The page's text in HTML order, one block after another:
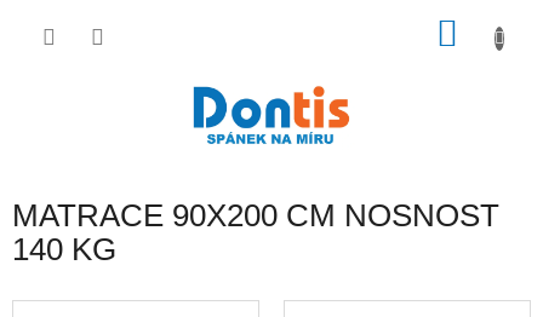
MATRACE 90X200 CM NOSNOST
140 KG